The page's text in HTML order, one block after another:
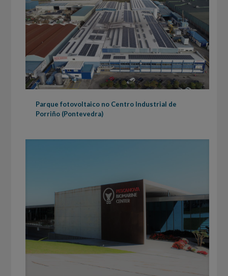
Parque fotovoltaico no Centro Industrial de
Porriño (Pontevedra)